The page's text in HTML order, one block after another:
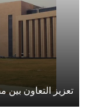
تعزيز التعاون